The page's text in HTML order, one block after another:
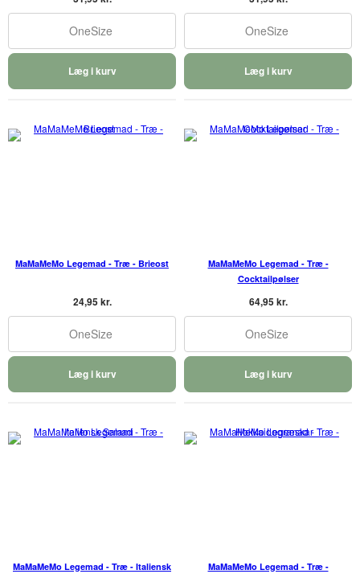
OneSize
Læg i kurv
OneSize
Læg i kurv
MaMaMeMo Legemad - Træ - Brieost
24,95 kr.
OneSize
Læg i kurv
MaMaMeMo Legemad - Træ -
Cocktailpølser
64,95 kr.
OneSize
Læg i kurv
MaMaMeMo Legemad - Træ - Italiensk
MaMaMeMo Legemad - Træ -